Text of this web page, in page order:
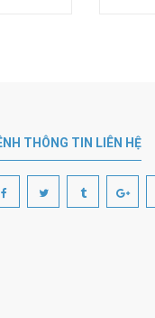
THÔNG TIN LIÊN HỆ